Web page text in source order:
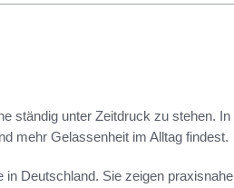
ständig unter Zeitdruck zu stehen. In
mehr Gelassenheit im Alltag findest.
in Deutschland. Sie zeigen praxisnahe